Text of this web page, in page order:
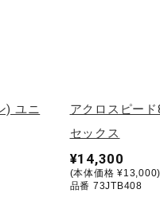
) ユニ
アクロスピー
セックス
¥14,300
(本体価格 ¥13,000)
品番 73JTB408